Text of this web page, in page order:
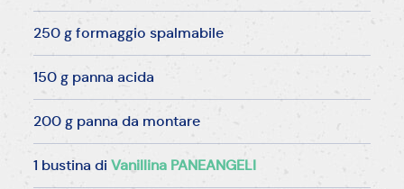
250 g formaggio spalmabile
150 g panna acida
200 g panna da montare
1 bustina diVanillina PANEANGELI